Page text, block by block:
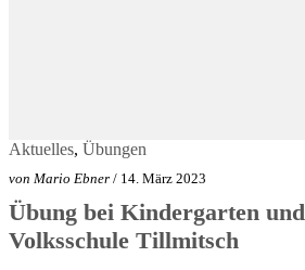
Aktuelles, Übungen
von Mario Ebner / 14. März 2023
Übung bei Kindergarten und
Volksschule Tillmitsch